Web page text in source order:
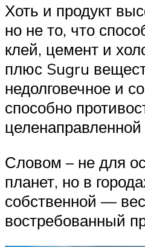
Хоть и продукт
но не то, что
клей, цемент и
плюс Sugru
недолговечное и
способно
Словом – не для
планет, но в
собственной —
востребованный